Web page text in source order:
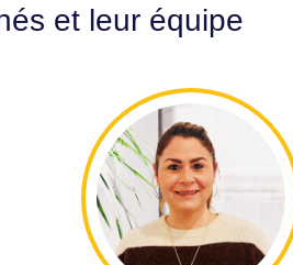
et leur équipe